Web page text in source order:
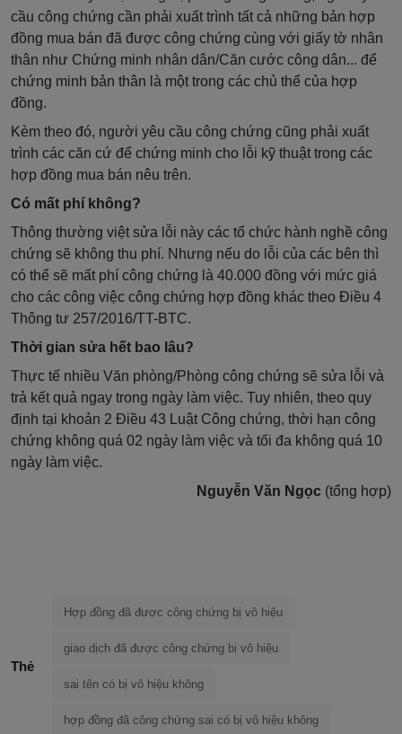
cầu công chứng cần phải xuất trình tất cả những bản hợp
đồng mua bán đã được công chứng cùng với giấy tờ nhân
thân như Chứng minh nhân dân/Căn cước công dân... để
chứng minh bản thân là một trong các chủ thể của hợp
đồng.
Kèm theo đó, người yêu cầu công chứng cũng phải xuất
trình các căn cứ để chứng minh cho lỗi kỹ thuật trong các
hợp đồng mua bán nêu trên.
Có mất phí không?
Thông thường việt sửa lỗi này các tổ chức hành nghề công
chứng sẽ không thu phí. Nhưng nếu do lỗi của các bên thì
có thể sẽ mất phí công chứng là 40.000 đồng với mức giá
cho các công việc công chứng hợp đồng khác theo Điều 4
Thông tư 257/2016/TT-BTC.
Thời gian sửa hết bao lâu?
Thực tế nhiều Văn phòng/Phòng công chứng sẽ sửa lỗi và
trả kết quả ngay trong ngày làm việc. Tuy nhiên, theo quy
định tại khoản 2 Điều 43 Luật Công chứng, thời hạn công
chứng không quá 02 ngày làm việc và tối đa không quá 10
ngày làm việc.
Nguyễn Văn Ngọc (tổng hợp)
Thẻ
Hợp đồng đã được công chứng bị vô hiệu
giao dịch đã được công chứng bị vô hiệu
sai tên có bị vô hiệu không
hợp đồng đã công chứng sai có bị vô hiệu không